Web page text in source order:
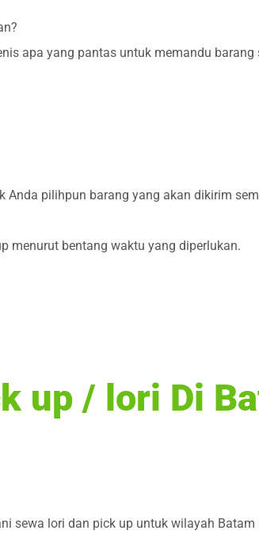
apa yang pantas untuk memandu
pilihpun barang yang akan dikirim
menurut bentang waktu yang diperlukan.
up / lori Di
sewa lori dan pick up untuk wilayah Batam